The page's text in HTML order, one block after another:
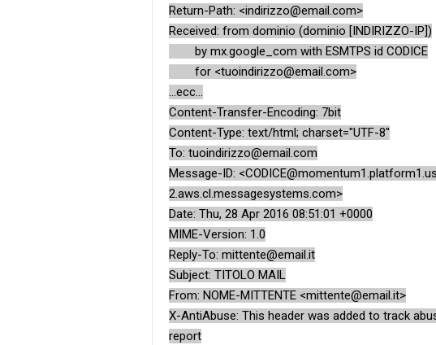
Return-Path: <indirizzo@email.com>
Received: from dominio (dominio [INDIRIZZO-IP])
by mx.google_com with ESMTPS id CODICE
for <tuoindirizzo@email.com>
...ecc...
Content-Transfer-Encoding: 7bit
Content-Type: text/html; charset="UTF-8"
To: tuoindirizzo@email.com
Message-ID:
2.aws.cl.messagesystems.com>
Date: Thu, 28 Apr 2016 08:51:01 +0000
MIME-Version: 1.0
Reply-To: mittente@email.it
Subject: TITOLO MAIL
From: NOME-MITTENTE <mittente@email.it>
X-AntiAbuse: This header was added to track
report